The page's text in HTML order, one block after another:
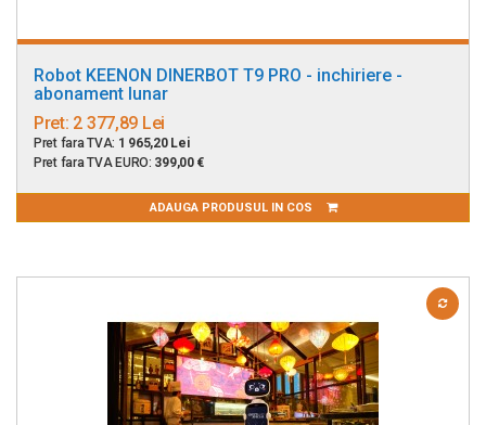
Robot KEENON DINERBOT T9 PRO - inchiriere -
abonament lunar
Pret: 2 377,89 Lei
Pret fara TVA: 1 965,20 Lei
Pret fara TVA EURO: 399,00 €
ADAUGA PRODUSUL IN COS